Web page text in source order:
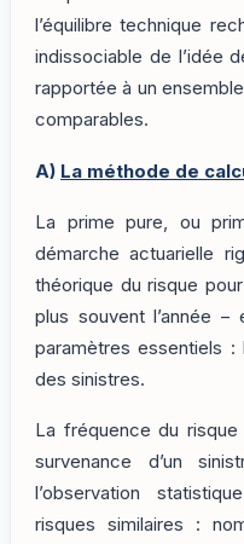
l’équilibre technique
indissociable de l’idée
rapportée à un
comparables.
A) La méthode de
La prime pure, ou
démarche actuarielle
théorique du risque
plus souvent l’année
paramètres essentiels
des sinistres.
La fréquence du
survenance d’un
l’observation
risques similaires :